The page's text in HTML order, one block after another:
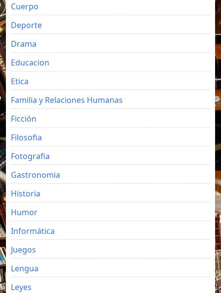
Cuerpo
Deporte
Drama
Educacion
Etica
Familia y Relaciones Humanas
Ficción
Filosofia
Fotografia
Gastronomia
Historia
Humor
Informática
Juegos
Lengua
Leyes